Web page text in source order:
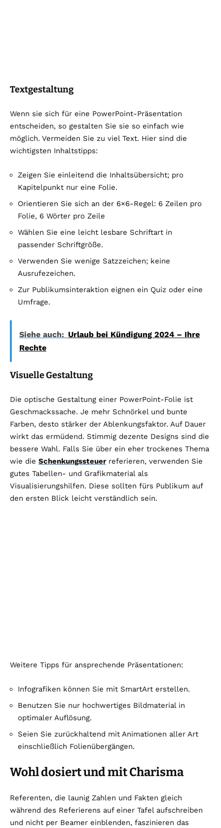
Textgestaltung
Wenn sie sich für eine PowerPoint-Präsentation
entscheiden, so gestalten Sie sie so einfach wie
möglich. Vermeiden Sie zu viel Text. Hier sind die
wichtigsten Inhaltstipps:
Zeigen Sie einleitend die Inhaltsübersicht; pro
Kapitelpunkt nur eine Folie.
Orientieren Sie sich an der 6×6-Regel: 6 Zeilen pro
Folie, 6 Wörter pro Zeile
Wählen Sie eine leicht lesbare Schriftart in
passender Schriftgröße.
Verwenden Sie wenige Satzzeichen; keine
Ausrufezeichen.
Zur Publikumsinteraktion eignen ein Quiz oder eine
Umfrage.
Siehe auch: Urlaub bei Kündigung 2024 – Ihre
Rechte
Visuelle Gestaltung
Die optische Gestaltung einer PowerPoint-Folie ist
Geschmackssache. Je mehr Schnörkel und bunte
Farben, desto stärker der Ablenkungsfaktor. Auf Dauer
wirkt das ermüdend. Stimmig dezente Designs sind die
bessere Wahl. Falls Sie über ein eher trockenes Thema
wie die Schenkungssteuerreferieren, verwenden Sie
gutes Tabellen- und Grafikmaterial als
Visualisierungshilfen. Diese sollten fürs Publikum auf
den ersten Blick leicht verständlich sein.
Weitere Tipps für ansprechende Präsentationen:
Infografiken können Sie mit SmartArt erstellen.
Benutzen Sie nur hochwertiges Bildmaterial in
optimaler Auflösung.
Seien Sie zurückhaltend mit Animationen aller Art
einschließlich Folienübergängen.
Wohl dosiert und mit Charisma
Referenten, die launig Zahlen und Fakten gleich
während des Referierens auf einer Tafel aufschreiben
und nicht per Beamer einblenden, faszinieren das